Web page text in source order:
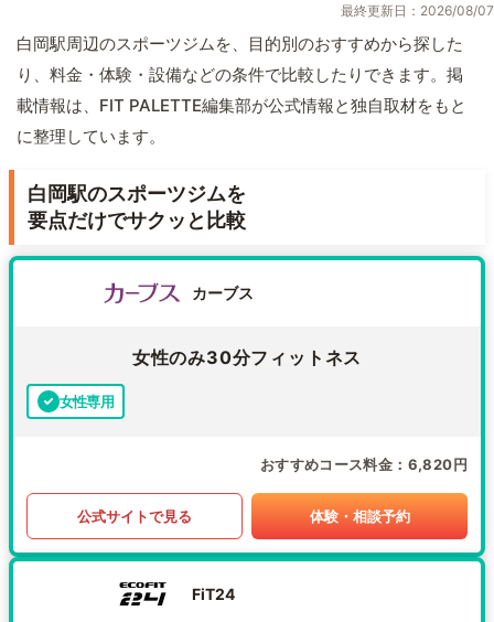
最終更新日：2026/08/07
白岡駅周辺のスポーツジムを、目的別のおすすめから探した
り、料金・体験・設備などの条件で比較したりできます。掲
載情報は、FIT PALETTE編集部が公式情報と独自取材をもと
に整理しています。
白岡駅のスポーツジムを
要点だけでサクッと比較
カーブス
女性のみ30分フィットネス
女性専用
おすすめコース料金 6,820円
公式サイトで見る 体験・相談予約
FiT24